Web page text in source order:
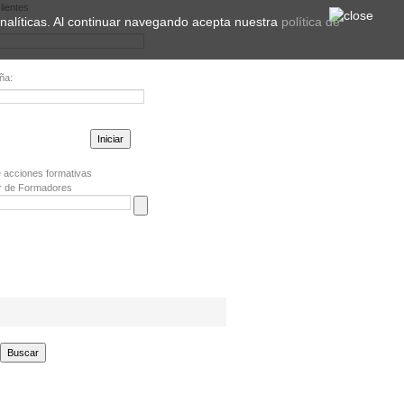
acciones formativas
de Formadores
Al continuar navegando acepta nuestra política de